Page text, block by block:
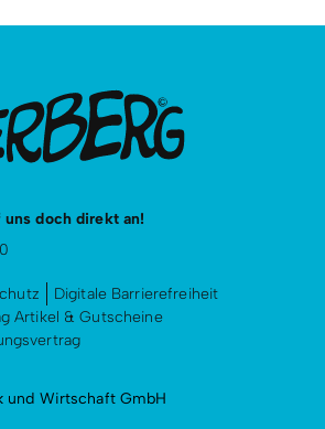
uns doch direkt an!
Digitale Barrierefreiheit
Artikel & Gutscheine
und Wirtschaft GmbH